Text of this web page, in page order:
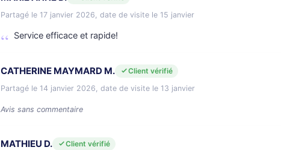
Partagé le 17 janvier 2026, date de visite le 15 janvier
Service efficace et rapide!
CATHERINE MAYMARD M.
Client vérifié
Partagé le 14 janvier 2026, date de visite le 13 janvier
Avis sans commentaire
MATHIEU D.
Client vérifié